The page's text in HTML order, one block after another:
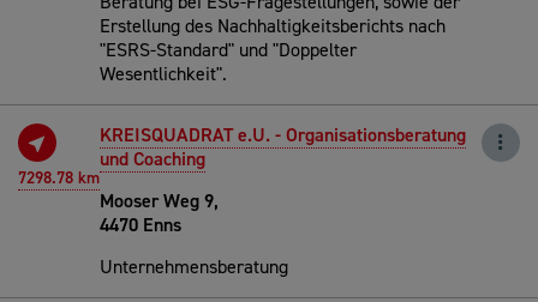
Erstellung des Nachhaltigkeitsberichts nach
"ESRS-Standard" und "Doppelter
Wesentlichkeit".
7298.78 km
KREISQUADRAT e.U. - Organisationsberatung
und Coaching
Mooser Weg 9,
4470 Enns
Unternehmensberatung